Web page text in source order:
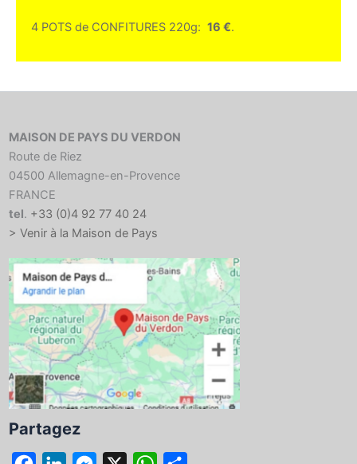
4 POTS de CONFITURES 220g: 16 €.
MAISON DE PAYS DU VERDON
Route de Riez
04500 Allemagne-en-Provence
FRANCE
tel. +33 (0)4 92 77 40 24
> Venir à la Maison de Pays
Partagez